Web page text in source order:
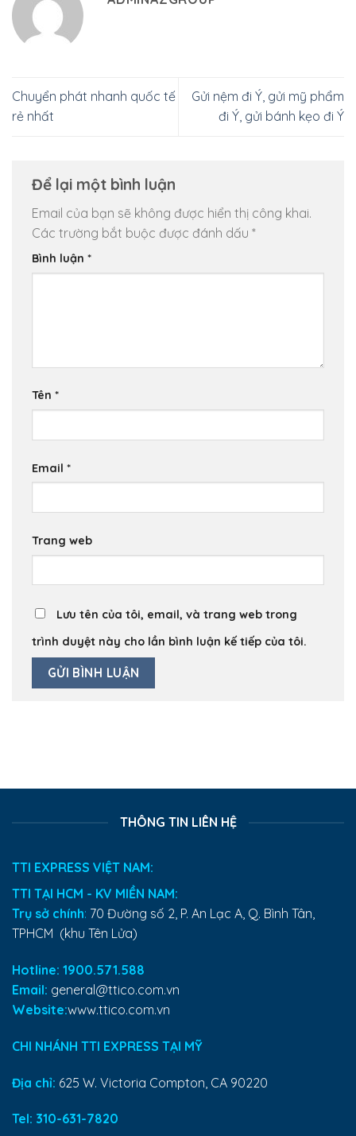
Chuyển phát nhanh quốc tế
rẻ nhất
Gửi nệm đi Ý, gửi mỹ phẩm
đi Ý, gửi bánh kẹo đi Ý
Để lại một bình luận
Email của bạn sẽ không được hiển thị công khai.
Các trường bắt buộc được đánh dấu *
Bình luận *
Tên *
Email *
Trang web
Lưu tên của tôi, email, và trang web trong
trình duyệt này cho lần bình luận kế tiếp của tôi.
THÔNG TIN LIÊN HỆ
TTI EXPRESS VIỆT NAM:
TTI TẠI HCM - KV MIỀN NAM:
Trụ sở chính: 70 Đường số 2, P. An Lạc A, Q. Bình Tân,
TPHCM (khu Tên Lửa)
Hotline: 1900.571.588
Email: general@ttico.com.vn
Website:www.ttico.com.vn
CHI NHÁNH TTI EXPRESS TẠI MỸ
Địa chỉ: 625 W. Victoria Compton, CA 90220
Tel: 310-631-7820